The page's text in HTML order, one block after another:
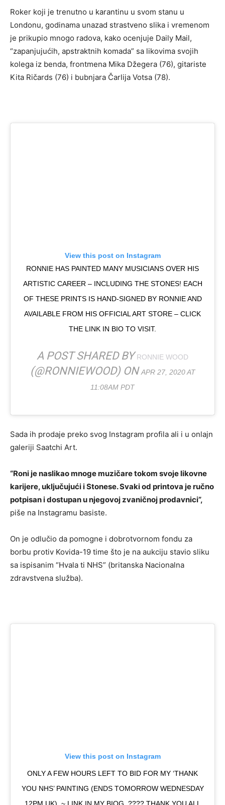
Roker koji je trenutno u karantinu u svom stanu u
Londonu, godinama unazad strastveno slika i vremenom
je prikupio mnogo radova, kako ocenjuje Daily Mail,
“zapanjujućih, apstraktnih komada” sa likovima svojih
kolega iz benda, frontmena Mika Džegera (76), gitariste
Kita Ričards (76) i bubnjara Čarlija Votsa (78).
View this post on Instagram
RONNIE HAS PAINTED MANY MUSICIANS OVER HIS
ARTISTIC CAREER – INCLUDING THE STONES! EACH
OF THESE PRINTS IS HAND-SIGNED BY RONNIE AND
AVAILABLE FROM HIS OFFICIAL ART STORE – CLICK
THE LINK IN BIO TO VISIT.
A POST SHARED BYRONNIE WOOD
(@RONNIEWOOD) ONAPR 27, 2020 AT
11:08AM PDT
Sada ih prodaje preko svog Instagram profila ali i u onlajn
galeriji Saatchi Art.
“Roni je naslikao mnoge muzičare tokom svoje likovne
karijere, uključujući i Stonese. Svaki od printova je ručno
potpisan i dostupan u njegovoj zvaničnoj prodavnici”,
piše na Instagramu basiste.
On je odlučio da pomogne i dobrotvornom fondu za
borbu protiv Kovida-19 time što je na aukciju stavio sliku
sa ispisanim “Hvala ti NHS” (britanska Nacionalna
zdravstvena služba).
View this post on Instagram
ONLY A FEW HOURS LEFT TO BID FOR MY ‘THANK
YOU NHS’ PAINTING (ENDS TOMORROW WEDNESDAY